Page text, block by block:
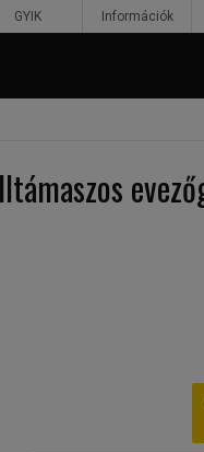
GYIK Információk